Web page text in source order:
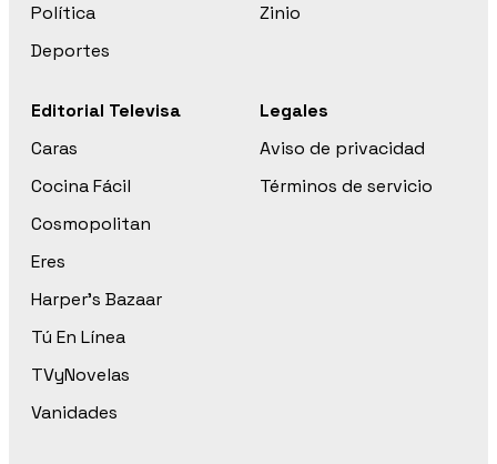
Política
Deportes
Zinio
Editorial Televisa
Caras
Cocina Fácil
Cosmopolitan
Eres
Harper’s Bazaar
Tú En Línea
TVyNovelas
Vanidades
Legales
Aviso de privacidad
Términos de servicio